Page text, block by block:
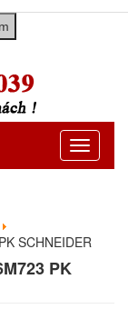
Toggle
SCHNEIDER
PK